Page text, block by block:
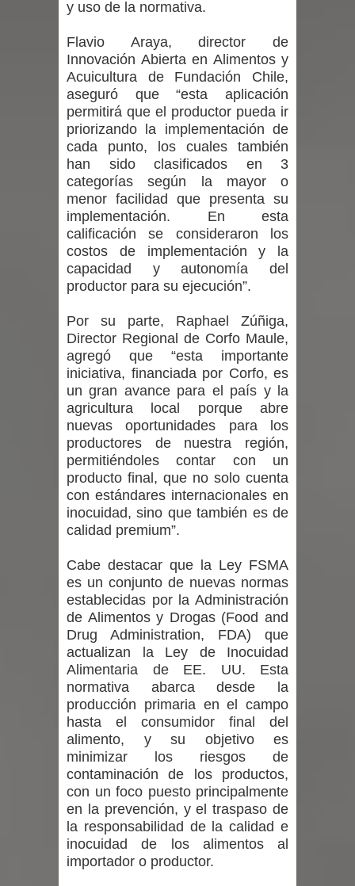
Municipalidad de Curicó apuesta a la
innovación en tecnología educativa
con nuevas pantallas interactivas del
Colegio El Boldo
Municipalidad de Curicó inició
proceso de vacunación escolar
Se activa Código Azul en Talca ante
las bajas temperaturas
GORE Maule figura tercero a nivel
nacional en gasto por viajes y
traslados con $133 millones
Dos internos intentaron escapar por
un forado desde la cárcel de Talca
y uso de la normativa.
Flavio Araya, director de
Innovación Abierta en Alimentos y
Acuicultura de Fundación Chile,
aseguró que “esta aplicación
permitirá que el productor pueda ir
priorizando la implementación de
cada punto, los cuales también
han sido clasificados en 3
categorías según la mayor o
menor facilidad que presenta su
implementación. En esta
calificación se consideraron los
costos de implementación y la
capacidad y autonomía del
productor para su ejecución”.
Por su parte, Raphael Zúñiga,
Director Regional de Corfo Maule,
agregó que “esta importante
iniciativa, financiada por Corfo, es
un gran avance para el país y la
agricultura local porque abre
nuevas oportunidades para los
productores de nuestra región,
permitiéndoles contar con un
producto final, que no solo cuenta
con estándares internacionales en
inocuidad, sino que también es de
calidad premium”.
Cabe destacar que la Ley FSMA
es un conjunto de nuevas normas
establecidas por la Administración
de Alimentos y Drogas (Food and
Drug Administration, FDA) que
actualizan la Ley de Inocuidad
Alimentaria de EE. UU. Esta
normativa abarca desde la
producción primaria en el campo
hasta el consumidor final del
alimento, y su objetivo es
minimizar los riesgos de
contaminación de los productos,
con un foco puesto principalmente
en la prevención, y el traspaso de
la responsabilidad de la calidad e
inocuidad de los alimentos al
importador o productor.